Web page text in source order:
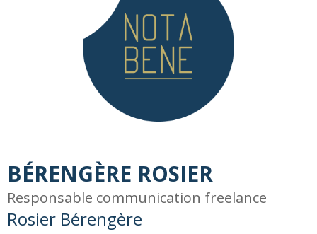
BÉRENGÈRE ROSIER
Responsable communication freelance
Rosier Bérengère